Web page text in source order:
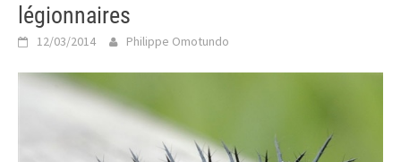
légionnaires
12/03/2014 Philippe Omotundo